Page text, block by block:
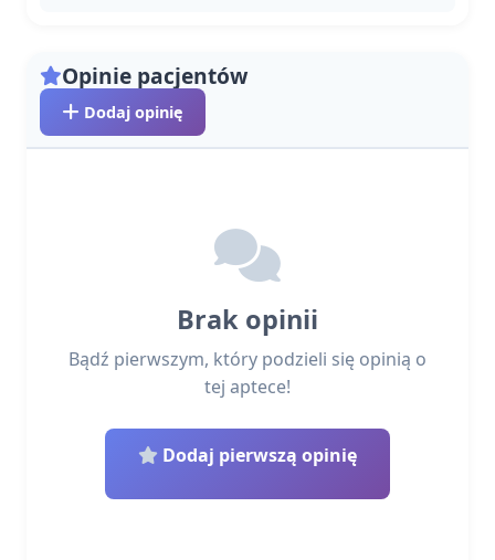
Opinie pacjentów
Dodaj opinię
Brak opinii
Bądź pierwszym, który podzieli się opinią o
tej aptece!
Dodaj pierwszą opinię